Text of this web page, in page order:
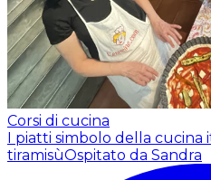
Corsi di cucina
I piatti simbolo della cucina
tiramisùOspitato da Sandra